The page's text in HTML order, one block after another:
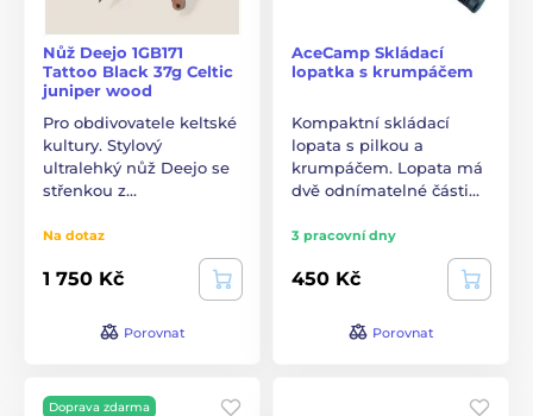
Nůž Deejo 1GB171
Tattoo Black 37g Celtic
juniper wood
Pro obdivovatele keltské
kultury. Stylový
ultralehký nůž Deejo se
střenkou z…
Na dotaz
1 750 Kč
Porovnat
AceCamp Skládací
lopatka s krumpáčem
Kompaktní skládací
lopata s pilkou a
krumpáčem. Lopata má
dvě odnímatelné části…
3 pracovní dny
450 Kč
Porovnat
Doprava zdarma